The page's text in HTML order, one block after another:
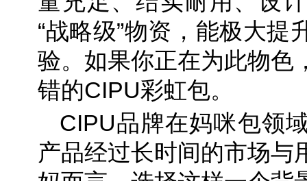
“战略级”物资，能极大提
验。如果你正在为此物色
错的CIPU彩虹包。
CIPU品牌在妈咪包领
产品经过长时间的市场与